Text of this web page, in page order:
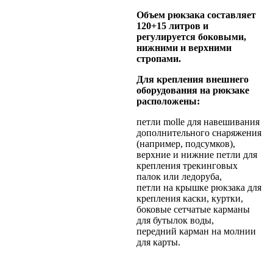
Объем рюкзака составляет
120+15 литров и
регулируется боковыми,
нижними и верхними
стропами.
Для крепления внешнего
оборудования на рюкзаке
расположены:
петли molle для навешивания
дополнительного снаряжения
(например, подсумков),
верхние и нижние петли для
крепления трекинговых
палок или ледоруба,
петли на крышке рюкзака для
крепления каски, куртки,
боковые сетчатые карманы
для бутылок воды,
передний карман на молнии
для карты.